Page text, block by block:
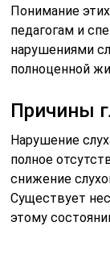
Понимание
педагогам и
нарушениями
полноценной
Причины
Нарушение
полное
снижение
Существует
этому